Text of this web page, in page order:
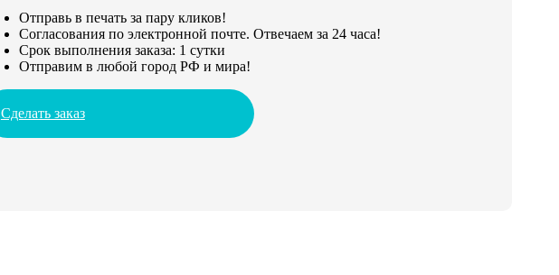
Отправь в печать за пару кликов!
Согласования по электронной почте. Отвечаем за 24 часа!
Срок выполнения заказа: 1 сутки
Отправим в любой город РФ и мира!
Сделать заказ